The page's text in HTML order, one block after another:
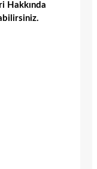
Hakkında